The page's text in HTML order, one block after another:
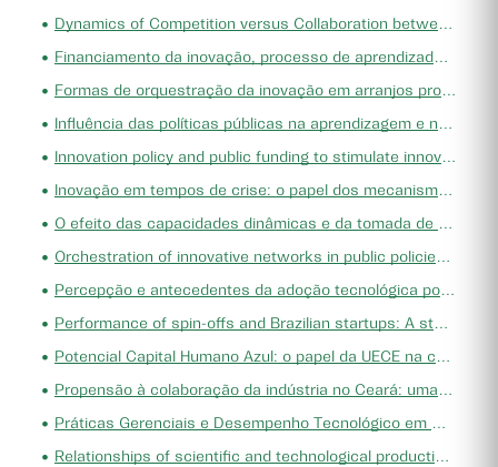
criando ambientes e condições favoráveis à inovação
como forma de aumentar a renda média da população
cearense, o emprego e a distribuição regional do
desenvolvimento. Nessa direção, a diversidade de
conhecimentos, a vocação empreendedora e a formação
regional de clusters de atividades econômicas,
associados ao processo de colaboração e formação de
redes, na nova perspectiva do que vem sendo
denominado de *open innovation* (SCHMIDT et al., 2018),
apresentam-se como fatores a serem considerados na
formulação das políticas de estímulo à inovação no
Ceará, uma vez que já se consolidaram como elementos
presentes na literatura que estuda as regiões que se
tornaram mais inovadoras. Desta forma, é preciso
• Dynamics of Competition versus Collaboration between Fintechs and Traditional Providers of Financial Services in Brazil
• Financiamento da inovação, processo de aprendizado e desempenho inovativo
• Formas de orquestração da inovação em arranjos produtivos locais
• Influência das políticas públicas na aprendizagem e na evolução tecnológica de spin-offs acadêmicas no estado do Ceará
• Innovation policy and public funding to stimulate innovation in knowledge intensive companies: the influence of human and social capital
• Inovação em tempos de crise: o papel dos mecanismos de orquestração e da rede de inovação no desenvolvimento do Capacete ELMO
• O efeito das capacidades dinâmicas e da tomada de decisão empreendedora no engajamento de startups em políticas públicas de inovação e empreendedorismo
• Orchestration of innovative networks in public policies: The Economic Clusters of Innovation Program from the Government of The State of Ceará
• Percepção e antecedentes da adoção tecnológica por pequenos produtores rurais no Ceará: Construção de uma escala.
• Performance of spin-offs and Brazilian startups: A study on technological evolution based on entrepreneurship and networks
• Potencial Capital Humano Azul: o papel da UECE na cadeia produtiva da Economia do Mar
• Propensão à colaboração da indústria no Ceará: uma análise entre a oferta e a demanda de tecnologias
• Práticas Gerenciais e Desempenho Tecnológico em Micro e Pequenas empresas
• Relationships of scientific and technological production in research networks: the case of the Northeast Biotechnology Network (RENORBIO)